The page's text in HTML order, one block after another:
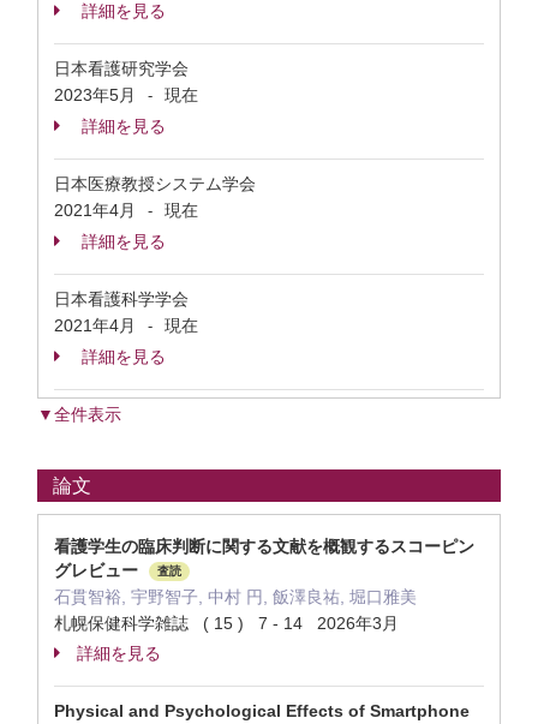
詳細を見る
日本看護研究学会
2023年5月
-
現在
詳細を見る
日本医療教授システム学会
2021年4月
-
現在
詳細を見る
日本看護科学学会
2021年4月
-
現在
詳細を見る
▼全件表示
論文
看護学生の臨床判断に関する文献を概観するスコーピン
グレビュー
査読
石貫智裕, 宇野智子, 中村 円, 飯澤良祐, 堀口雅美
札幌保健科学雑誌 ( 15 ) 7 - 14 2026年3月
詳細を見る
Physical and Psychological Effects of Smartphone